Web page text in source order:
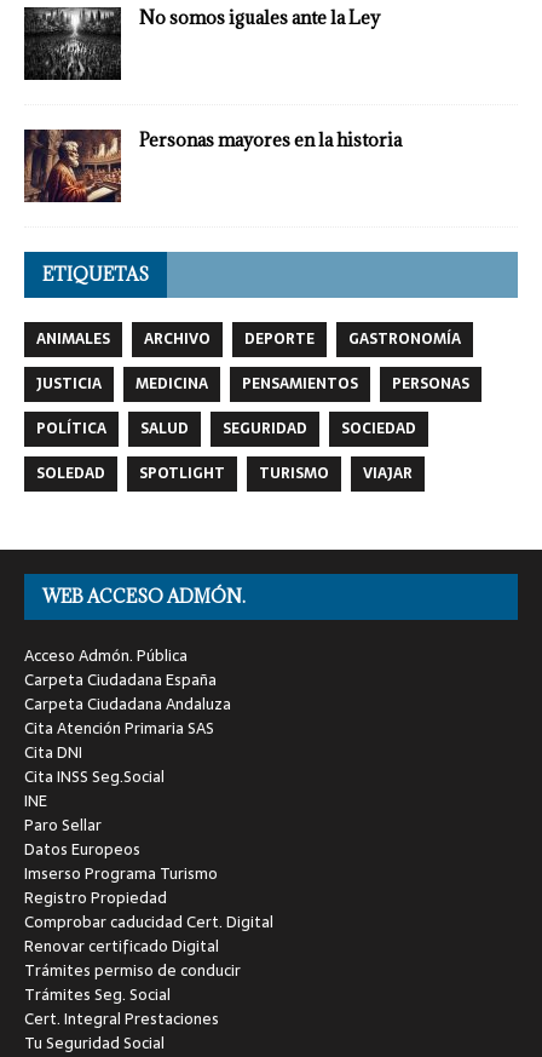
No somos iguales ante la Ley
Personas mayores en la historia
ETIQUETAS
ANIMALES ARCHIVO DEPORTE
GASTRONOMÍA
JUSTICIA
MEDICINA PENSAMIENTOS
PERSONAS
POLÍTICA
SALUD SEGURIDAD
SOCIEDAD
SOLEDAD
SPOTLIGHT TURISMO VIAJAR
WEB ACCESO ADMÓN.
Acceso Admón. Pública
Carpeta Ciudadana España
Carpeta Ciudadana Andaluza
Cita Atención Primaria SAS
Cita DNI
Cita INSS Seg.Social
INE
Paro Sellar
Datos Europeos
Imserso Programa Turismo
Registro Propiedad
Comprobar caducidad Cert. Digital
Renovar certificado Digital
Trámites permiso de conducir
Trámites Seg. Social
Cert. Integral Prestaciones
Tu Seguridad Social